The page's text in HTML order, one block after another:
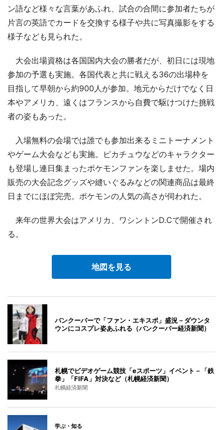
ン語など様々な言葉があふれ、試合の合間に参加者たちが
片言の英語でカードを交換する様子や共に写真撮影をする
様子なども見られた。
大会出場資格は各国国内大会の勝者だが、初日には現地
参加の予選も実施。各国代表と共に戦える36の出場枠を
目指して早朝から約900人が参加。地元からだけでなく日
本やアメリカ、遠くはフランスから自費で駆けつけた挑戦
者の姿もあった。
入場無料の会場では誰でも参加出来るミニトーナメント
やゲーム大会なども実施。ピカチュウなどのキャラクター
も登場し連日集まったポケモンファンを楽しませた。場内
販売の大会記念グッズや縫いぐるみなどの関連商品は最終
日までにほぼ完売。ポケモンの人気の高さが伺われた。
来年の世界大会はアメリカ、ワシントンD.Cで開催され
る。
地図を見る
バンクーバーで「ファン・エキスポ」盛況－ダウンタ
ウンにコスプレ姿あふれる（バンクーバー経済新聞）
札幌でビデオゲーム競技「eスポーツ」イベント－「鉄
拳」「FIFA」対決など（札幌経済新聞）
札幌経済新聞
学ぶ・知る